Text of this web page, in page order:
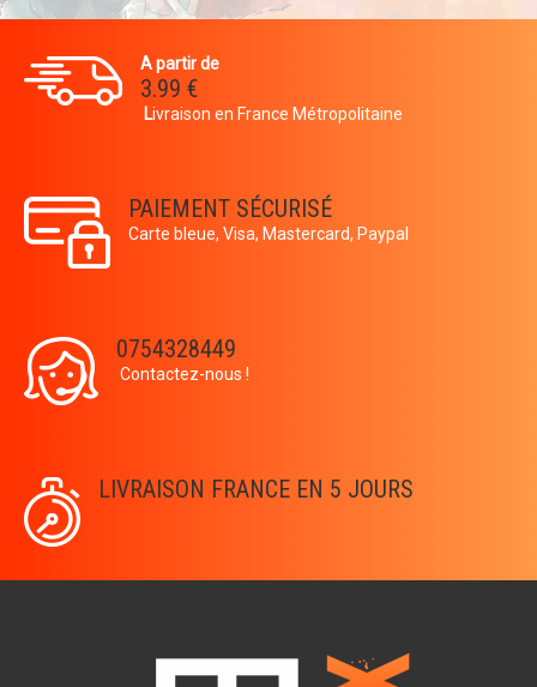
A partir de
3.99 €
Livraison en France Métropolitaine
PAIEMENT SÉCURISÉ
Carte bleue, Visa, Mastercard, Paypal
0754328449
Contactez-nous !
LIVRAISON FRANCE EN 5 JOURS